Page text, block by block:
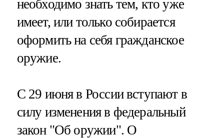
необходимо знать тем, кто уже
имеет, или только собирается
оформить на себя гражданское
оружие.
С 29 июня в России вступают в
силу изменения в федеральный
закон "Об оружии". О